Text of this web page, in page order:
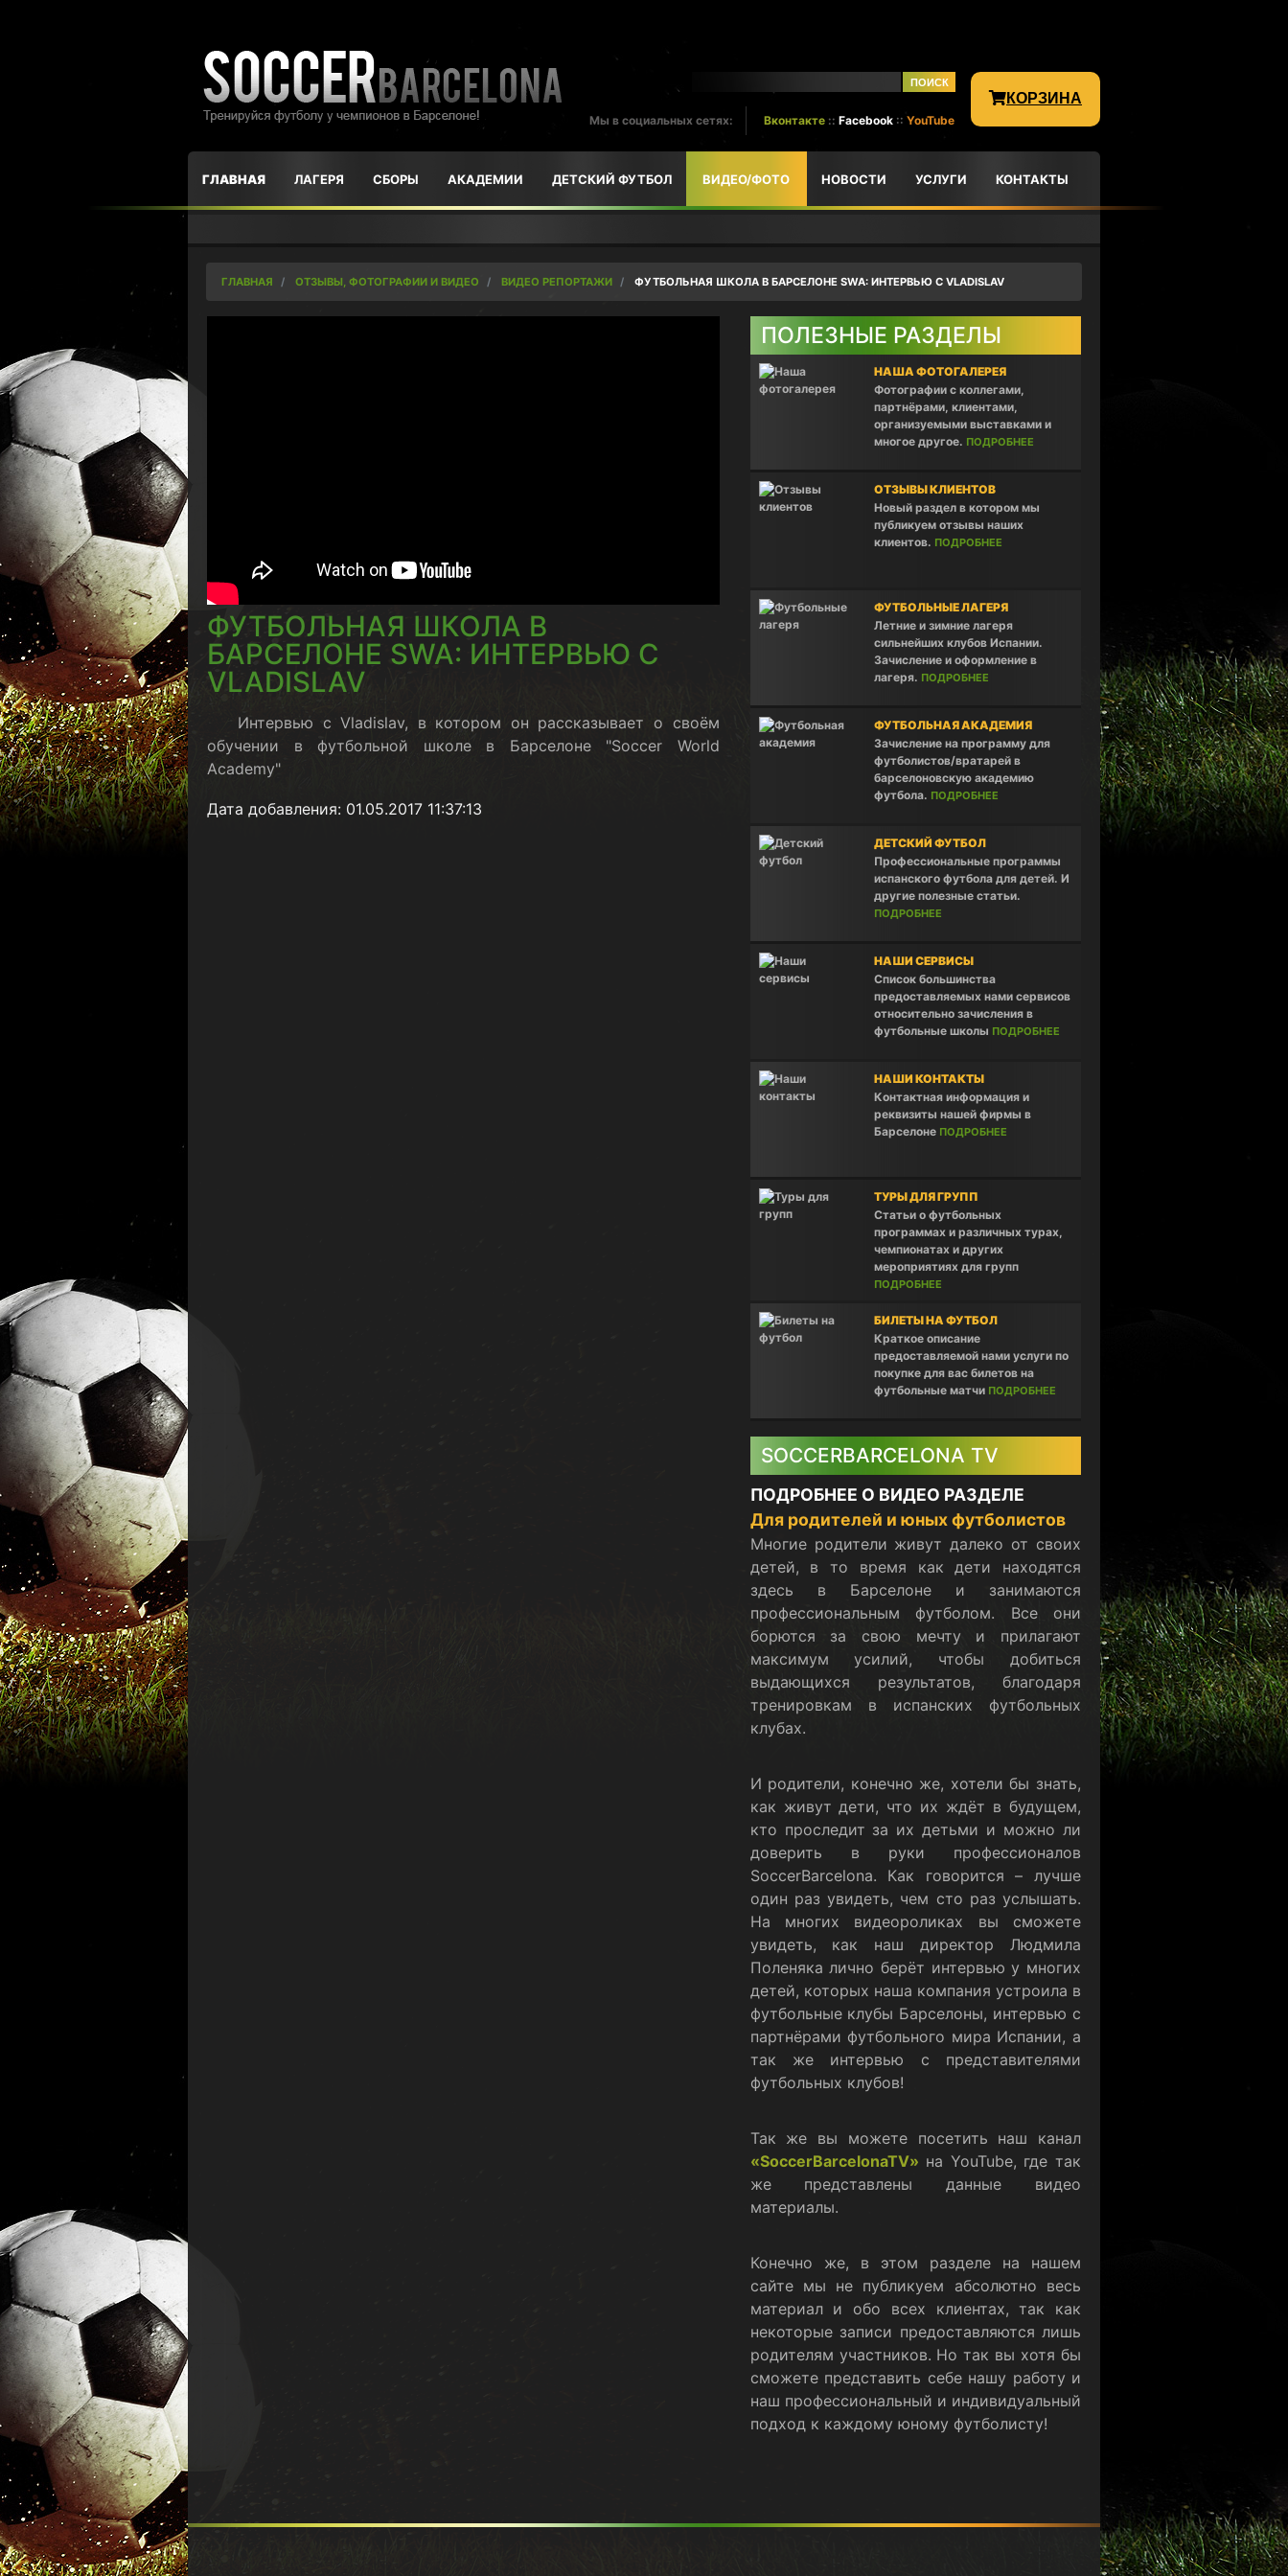
Мы в социальных сетях: Вконтакте :: Facebook :: YouTube
КОРЗИНА
ГЛАВНАЯ ЛАГЕРЯ СБОРЫ АКАДЕМИИ ДЕТСКИЙ ФУТБОЛ ВИДЕО/ФОТО НОВОСТИ УСЛУГИ КОНТАКТЫ
ГЛАВНАЯ ОТЗЫВЫ, ФОТОГРАФИИ И ВИДЕО ВИДЕО РЕПОРТАЖИ ФУТБОЛЬНАЯ ШКОЛА В БАРСЕЛОНЕ SWA: ИНТЕРВЬЮ С VLADISLAV
ФУТБОЛЬНАЯ ШКОЛА В
БАРСЕЛОНЕ SWA: ИНТЕРВЬЮ С
VLADISLAV
Интервью с Vladislav, в котором он рассказывает о своём
обучении в футбольной школе в Барселоне "Soccer World
Academy"
Дата добавления: 01.05.2017 11:37:13
ПОЛЕЗНЫЕ РАЗДЕЛЫ
НАША ФОТОГАЛЕРЕЯ
Фотографии с коллегами,
партнёрами, клиентами,
организуемыми выставками и
многое другое. ПОДРОБНЕЕ
ОТЗЫВЫ КЛИЕНТОВ
Новый раздел в котором мы
публикуем отзывы наших
клиентов. ПОДРОБНЕЕ
ФУТБОЛЬНЫЕ ЛАГЕРЯ
Летние и зимние лагеря
сильнейших клубов Испании.
Зачисление и оформление в
лагеря. ПОДРОБНЕЕ
ФУТБОЛЬНАЯ АКАДЕМИЯ
Зачисление на программу для
футболистов/вратарей в
барселоновскую академию
футбола. ПОДРОБНЕЕ
ДЕТСКИЙ ФУТБОЛ
Профессиональные программы
испанского футбола для детей. И
другие полезные статьи.
ПОДРОБНЕЕ
НАШИ СЕРВИСЫ
Список большинства
предоставляемых нами сервисов
относительно зачисления в
футбольные школы ПОДРОБНЕЕ
НАШИ КОНТАКТЫ
Контактная информация и
реквизиты нашей фирмы в
Барселоне ПОДРОБНЕЕ
ТУРЫ ДЛЯ ГРУПП
Статьи о футбольных
программах и различных турах,
чемпионатах и других
мероприятиях для групп
ПОДРОБНЕЕ
БИЛЕТЫ НА ФУТБОЛ
Краткое описание
предоставляемой нами услуги по
покупке для вас билетов на
футбольные матчи ПОДРОБНЕЕ
SOCCERBARCELONA TV
ПОДРОБНЕЕ О ВИДЕО РАЗДЕЛЕ
Для родителей и юных футболистов
Многие родители живут далеко от своих
детей, в то время как дети находятся
здесь в Барселоне и занимаются
профессиональным футболом. Все они
борются за свою мечту и прилагают
максимум усилий, чтобы добиться
выдающихся результатов, благодаря
тренировкам в испанских футбольных
клубах.
И родители, конечно же, хотели бы знать,
как живут дети, что их ждёт в будущем,
кто проследит за их детьми и можно ли
доверить в руки профессионалов
SoccerBarcelona. Как говорится – лучше
один раз увидеть, чем сто раз услышать.
На многих видеороликах вы сможете
увидеть, как наш директор Людмила
Поленяка лично берёт интервью у многих
детей, которых наша компания устроила в
футбольные клубы Барселоны, интервью с
партнёрами футбольного мира Испании, а
так же интервью с представителями
футбольных клубов!
Так же вы можете посетить наш канал
«SoccerBarcelonaTV» на YouTube, где так
же представлены данные видео
материалы.
Конечно же, в этом разделе на нашем
сайте мы не публикуем абсолютно весь
материал и обо всех клиентах, так как
некоторые записи предоставляются лишь
родителям участников. Но так вы хотя бы
сможете представить себе нашу работу и
наш профессиональный и индивидуальный
подход к каждому юному футболисту!